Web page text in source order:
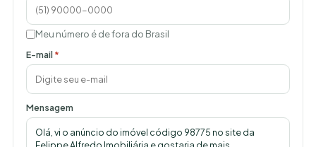
Meu número é de fora do Brasil
E-mail*
Mensagem